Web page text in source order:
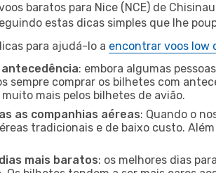
baratos para Nice (NCE) de
estas dicas simples que lhe
para ajudá-lo a encontrar voos low
antecedência: embora algumas
sempre comprar os bilhetes com
mais pelos bilhetes de avião.
as companhias aéreas: Quando o
tradicionais e de baixo custo.
mais baratos: os melhores dias